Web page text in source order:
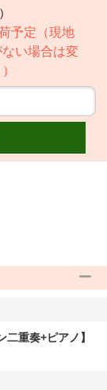
予定（現地
い場合は変
二重奏+ピアノ】